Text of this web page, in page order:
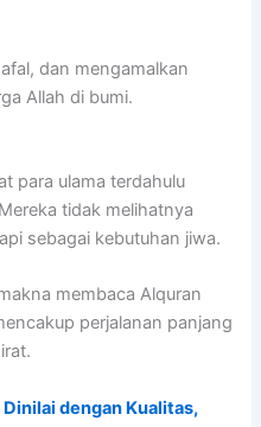
dan mengamalkan
Allah di bumi.
para ulama terdahulu
tidak melihatnya
sebagai kebutuhan jiwa.
membaca Alquran
perjalanan panjang
dengan Kualitas,